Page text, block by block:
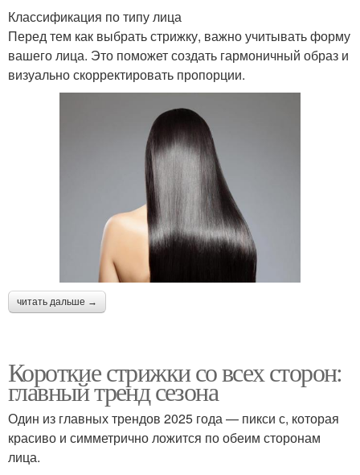
Классификация по типу лица
Перед тем как выбрать стрижку, важно учитывать форму
вашего лица. Это поможет создать гармоничный образ и
визуально скорректировать пропорции.
читать дальше →
Короткие стрижки со всех сторон:
главный тренд сезона
Один из главных трендов 2025 года — пикси с, которая
красиво и симметрично ложится по обеим сторонам
лица.